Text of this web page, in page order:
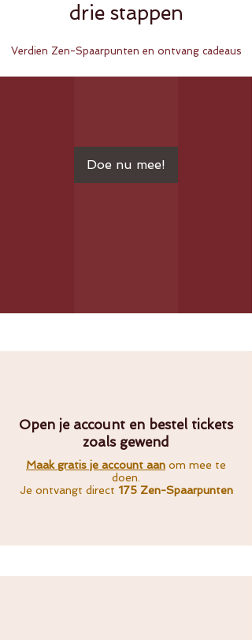
drie stappen
Verdien Zen-Spaarpunten en ontvang cadeaus
Doe nu mee!
Open je account en bestel tickets
zoals gewend
Maak gratis je account aan om mee te
doen.
Je ontvangt direct 175 Zen-Spaarpunten